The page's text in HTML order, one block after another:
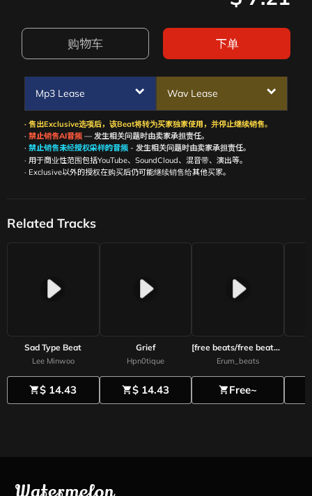
购物车 下单
Mp3 Lease Wav Lease
· 售出Exclusive选项后，该Beat将转为买家独家使用，并停止继续销售。
· 禁止销售AI音频— 发生相关问题时由卖家承担责任。
· 禁止销售未经授权采样的音频- 发生相关问题时由卖家承担责任。
· 用于商业性范围包括YouTube、SoundCloud、混音带、演出等。
· Exclusive以外的授权在购买后仍可能继续销售给其他买家。
Related Tracks
Sad Type Beat
Lee Minwoo
shopping_cart$ 14.43
Grief
Hpn0tique
shopping_cart$ 14.43
[free beats/free beats] Rillermalz type emotional and dark R&B beats/emotional dark Rnb type beats
Erum_beats
shopping_cart Free~